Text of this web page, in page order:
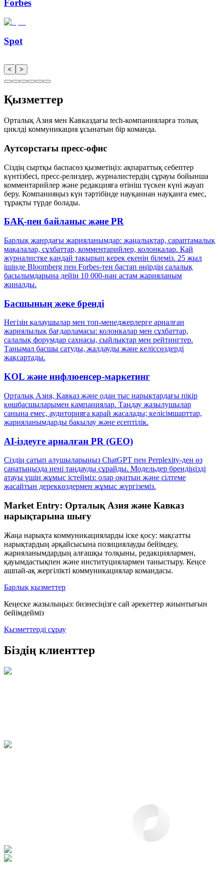
Forbes
Spot
< >
Қызметтер
Орталық Азия мен Кавказдағы tech-компанияларға толық
циклді коммуникация ұсынатын бір команда.
Аутсорстағы пресс-офис
Сіздің сыртқы баспасөз қызметіңіз: ақпараттық себептер
күнтізбесі, пресс-релиздер, журналистердің сұрауы бойынша
комментарийлер және редакцияға өтініш түскен күні жауап
беру. Компанияңыз күн тәртібінде науқаннан науқанға емес,
тұрақты түрде болады.
БАҚ-пен байланыс және PR
Барлық жанрдағы жарияланымдар: жаңалықтар, сараптамалық
мақалалар, сұхбаттар, комментарийлер, колонкалар. Қай
журналистке қандай тақырып керек екенін білеміз. 25 жыл
ішінде Bloomberg пен Forbes-тен бастап өңірдің салалық
басылымдарына дейін 10 000-нан астам жарияланым
жиналды.
Басшының жеке бренді
Негізін қалаушылар мен топ-менеджерлерге арналған
жариялылық бағдарламасы: колонкалар мен сұхбаттар,
салалық форумдар сахнасы, сыйлықтар мен рейтингтер.
Танымал басшы сатуды, жалдауды және келіссөздерді
жақсартады.
KOL және инфлюенсер-маркетинг
Орталық Азия, Кавказ және одан тыс нарықтардағы пікір
көшбасшыларымен кампаниялар. Таңдау жазылушылар
санына емес, аудиторияға қарай жасалады; келісімшарттар,
жарияланымдарды бақылау және есептілік.
AI-іздеуге арналған PR (GEO)
Сіздің сатып алушыларыңыз ChatGPT пен Perplexity-ден өз
санатыңызда нені таңдауды сұрайды. Модельдер брендіңізді
атауы үшін жұмыс істейміз: олар оқитын және сілтеме
жасайтын дереккөздермен жұмыс жүргіземіз.
Market Entry: Орталық Азия және Кавказ
нарықтарына шығу
Жаңа нарықта коммуникацияларды іске қосу: мақсатты
нарықтардың әрқайсысына позициялауды бейімдеу,
жарияланымдардың алғашқы толқыны, редакциялармен,
қауымдастықпен және институциялармен таныстыру. Кеңсе
ашпай-ақ жергілікті коммуникациялар командасы.
Барлық қызметтер
Кеңеске жазылыңыз: бизнесіңізге сай әрекеттер жиынтығын
бейімдейміз
Қызметтерді сұрау
Біздің клиенттер